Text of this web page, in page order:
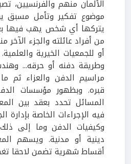
الألمان منهم والفرنسيين،
موضوع تفكير وتأمل مسبق
يتركها أي شخص يهب فيها
من أفراد عائلته والجزء الآخر
أو للجمعيات الخيرية
وطريقة دفنه أو حرقه...
مراسيم الدفن والعزاء ثم
قبره. وبظهور مؤسسات
المسائل تحدد بعقد بين
فيه الإجراءات الخاصة بإدارة
وكيفيات الدفن وما إلى
دينية أو مدنية. ويسهم
أقساط شهرية تضمن لاحقا